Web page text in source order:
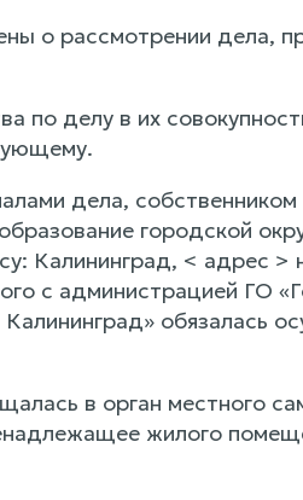
о рассмотрении дела,
по делу в их
дела,
городской
Калининград, < адрес >
с администрацией ГО
обязалась
в орган местного
жилого